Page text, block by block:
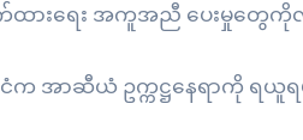
က်ထားရေး အကူအညီ ပေးမှုတွေ
င်ငံက အာဆီယံ ဥက္ကဋ္ဌနေရာကို ရ